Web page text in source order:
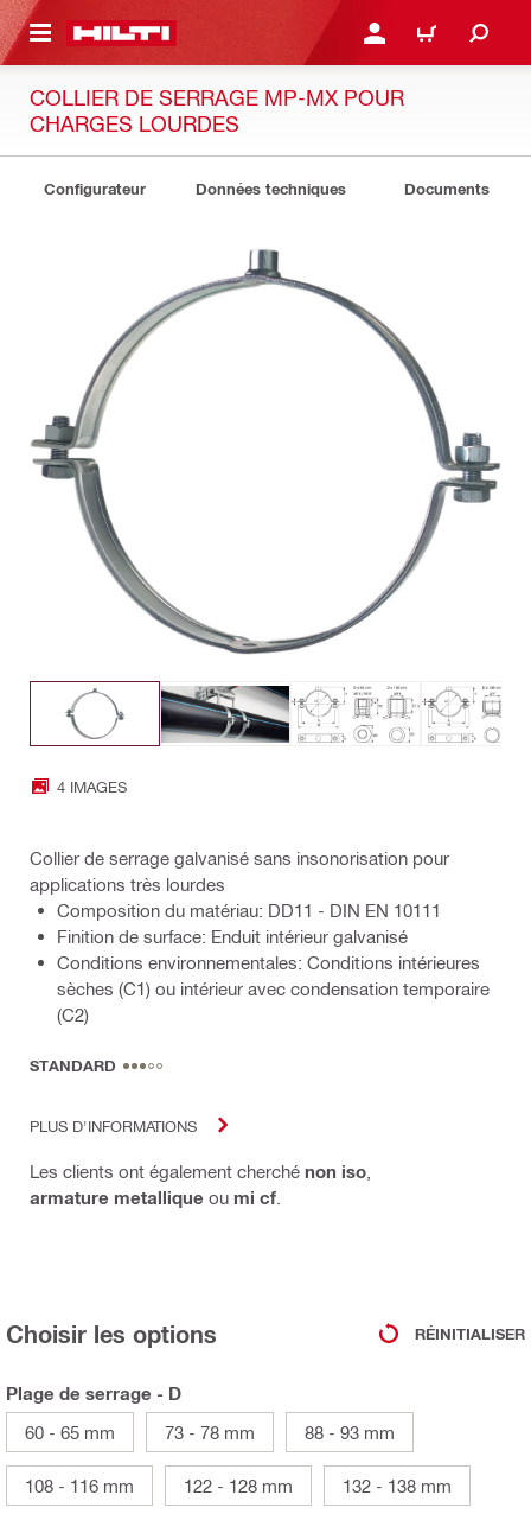
CONTENT CONNEXION OU
PANIER
COLLIER DE SERRAGE MP-MX POUR
CHARGES LOURDES
Configurateur Données techniques Documents
4 IMAGES
Collier de serrage galvanisé sans insonorisation pour
applications très lourdes
Composition du matériau: DD11 - DIN EN 10111
Finition de surface: Enduit intérieur galvanisé
Conditions environnementales: Conditions intérieures
sèches (C1) ou intérieur avec condensation temporaire
(C2)
STANDARD
PLUS D'INFORMATIONS
Les clients ont également cherché non iso
armature metallique ou mi cf
Choisir les options RÉINITIALISER
Plage de serrage - D
60 - 65 mm
73 - 78 mm 88 - 93 mm
108 - 116 mm 122 - 128 mm 132 - 138 mm